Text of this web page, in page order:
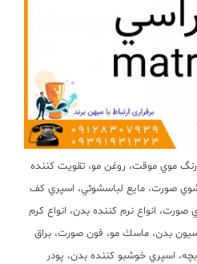
رنگ موي موقت، روغن مو، تقويت كننده
صورت، مايع لباسشوئي، اسپري كف
انواع نرم كننده بدن، انواع كرم
بدن، ماسك مو، فون صورت، براق
اسپري خوشبو كننده بدن، پودر